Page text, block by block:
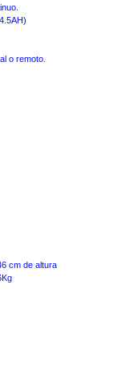
o remoto.
cm de altura